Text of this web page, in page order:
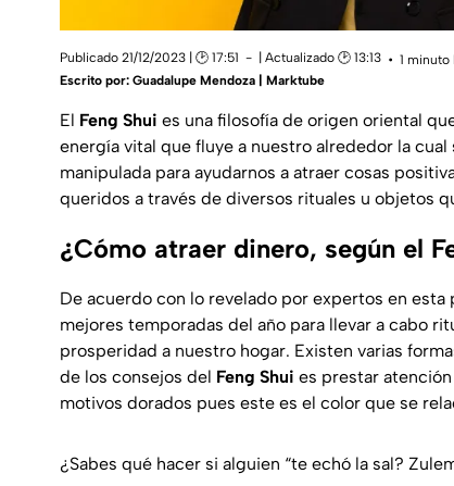
Publicado 21/12/2023 | 🕑 17:51 | Actualizado 🕑 13:13
1 minuto
Escrito por: Guadalupe Mendoza | Marktube
El Feng Shui es una filosofía de origen oriental
energía vital que fluye a nuestro alrededor la cual
manipulada para ayudarnos a atraer cosas
queridos a través de diversos rituales u objetos
¿Cómo atraer dinero, según el
De acuerdo con lo revelado por expertos en
mejores temporadas del año para llevar a cabo
prosperidad a nuestro hogar. Existen varias
de los consejos del Feng Shui es prestar
motivos dorados pues este es el color que se
¿Sabes qué hacer si alguien “te echó la sal?